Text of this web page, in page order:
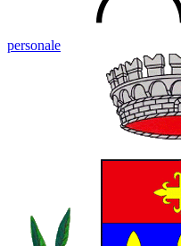
personale